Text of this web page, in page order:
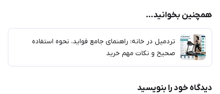
همچنین بخوانید...
تردمیل در خانه: راهنمای جامع فواید، نحوه استفاده
صحیح و نکات مهم خرید
دیدگاه خود را بنویسید